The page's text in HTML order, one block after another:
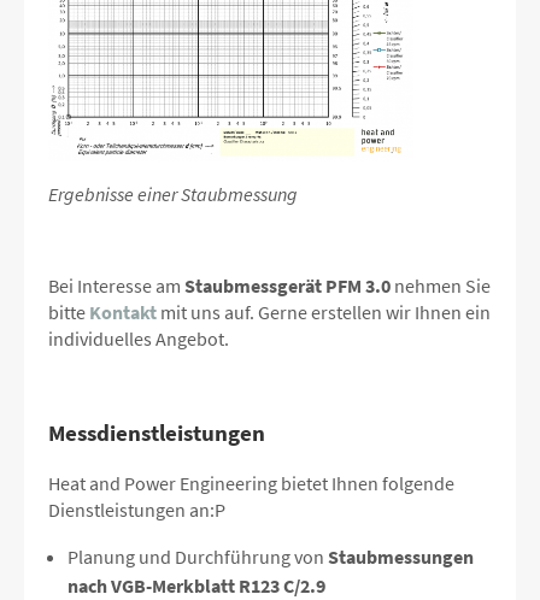
Ergebnisse einer Staubmessung
Bei Interesse am Staubmessgerät PFM 3.0 nehmen Sie
bitte Kontakt mit uns auf. Gerne erstellen wir Ihnen ein
individuelles Angebot.
Messdienstleistungen
Heat and Power Engineering bietet Ihnen folgende
Dienstleistungen an:P
Planung und Durchführung von Staubmessungen
nach VGB-Merkblatt R123 C/2.9